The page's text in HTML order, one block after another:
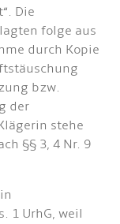
Die
folge aus
durch Kopie
bzw.
der
stehe
§§ 3, 4 Nr. 9
1 UrhG, weil